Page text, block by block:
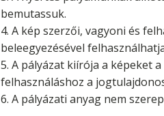
bemutassuk.
4. A kép szerzői, vagyoni és
beleegyezésével
5. A pályázat kiírója a képeket
felhasználáshoz a
6. A pályázati anyag nem